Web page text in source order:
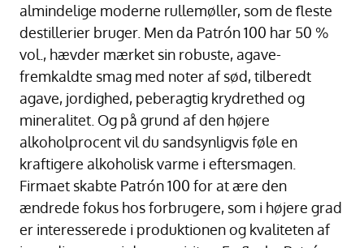
almindelige moderne rullemøller, som de fleste
destillerier bruger. Men da Patrón 100 har 50 %
vol., hævder mærket sin robuste, agave-
fremkaldte smag med noter af sød, tilberedt
agave, jordighed, peberagtig krydrethed og
mineralitet. Og på grund af den højere
alkoholprocent vil du sandsynligvis føle en
kraftigere alkoholisk varme i eftersmagen.
Firmaet skabte Patrón 100 for at ære den
ændrede fokus hos forbrugere, som i højere grad
er interesserede i produktionen og kvaliteten af